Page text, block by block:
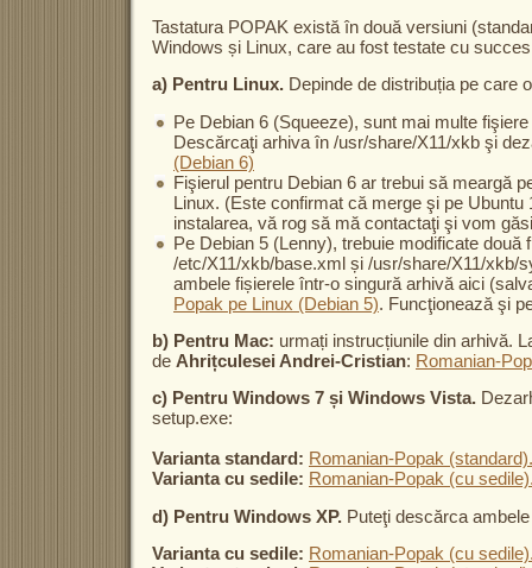
Tastatura POPAK există în două versiuni
Windows și Linux, care au fost testate cu
a) Pentru Linux. Depinde de distribuția pe care
Pe Debian 6 (Squeeze), sunt mai multe
Descărcaţi arhiva în /usr/share/X11/xkb şi
(Debian 6)
Fişierul pentru Debian 6 ar trebui să meargă
Linux. (Este confirmat că merge şi pe
instalarea, vă rog să mă contactaţi şi vom
Pe Debian 5 (Lenny), trebuie modificate două
/etc/X11/xkb/base.xml și /usr/share/X11/xkb/
ambele fișierele într-o singură arhivă aici
Popak pe Linux (Debian 5). Funcţionează şi
b) Pentru Mac: urmați instrucțiunile din arhivă.
de Ahrițculesei Andrei-Cristian: Romanian-
c) Pentru Windows 7 și Windows Vista.
setup.exe:
Varianta standard: Romanian-Popak
Varianta cu sedile: Romanian-Popak (cu
d) Pentru Windows XP. Puteţi descărca
Varianta cu sedile: Romanian-Popak (cu